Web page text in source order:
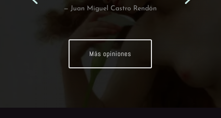
— Juan Miguel Castro Rendón
Más opiniones